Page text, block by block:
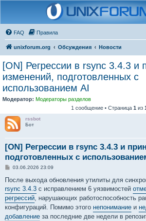
FAQ Правила
unixforum.org Обсуждения Новости
[ON] Регрессии в rsync 3.4.3 и
изменений, подготовленных с
использованием AI
Модератор: Модераторы разделов
1 сообщение • Страница 1 из
rssbot
Бот
[ON] Регрессии в rsync 3.4.3 и
подготовленных с
С
о
щ
е
н
и
е
03.06.2026 23:09
После выхода обновления утилиты для
rsync 3.4.3 с исправлением 6 уязвимостей
регрессий, нарушающих работоспособность
конфигураций. Помимо этого непонимание и
добавление за последние две недели в